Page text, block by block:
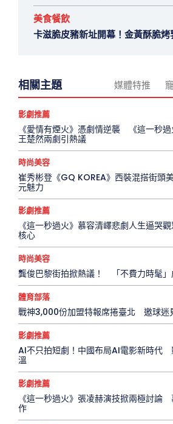
美食餐飲
卡滋脆皮豬新址開幕！金黃酥脆
相關主題 媒體特推
影劇推薦
《愛情有煙火》憑劇情逆襲 《這一秒
王楚然兩劇引熱議
時尚美容
崔秀彬登《GQ KOREA》西裝混搭街
元魅力
影劇推薦
《這一秒過火》慕容清嶧悲劇人生逼哭
核心
時尚美容
龔俊巴黎街拍掀熱議！ 「不費力時髦」
體育部落
戰神3,000份加盟特報席捲臺北 邀球迷
影劇推薦
AI不只拍短劇！中國布局AI電影新時代
溫
影劇推薦
《這一秒過火》張凌赫演技掀兩極討論
作